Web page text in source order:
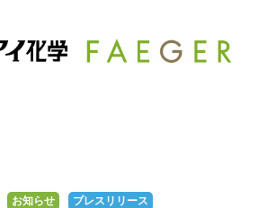
お知らせ プレスリリース